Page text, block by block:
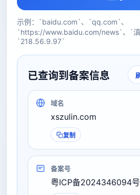
示例：`baidu.com`、`qq.com`、
`https://www.baidu.com/news`、`滇
`218.56.9.97`
已查询到备案信息
域名
xszulin.com
复制
备案号
粤ICP备2024346094